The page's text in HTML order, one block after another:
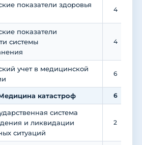
показатели здоровья
4
показатели
системы
4
учет в медицинской
6
катастроф 6
система
и ликвидации
ситуаций
2